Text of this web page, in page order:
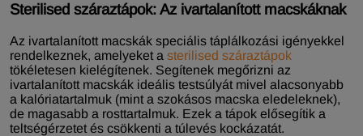
Sterilised száraztápok: Az ivartalanított macskáknak
Az ivartalanított macskák speciális táplálkozási igényekkel
rendelkeznek, amelyeket a sterilised száraztápok
tökéletesen kielégítenek. Segítenek megőrizni az
ivartalanított macskák ideális testsúlyát mivel alacsonyabb
a kalóriatartalmuk (mint a szokásos macska eledeleknek),
de magasabb a rosttartalmuk. Ezek a tápok elősegítik a
teltségérzetet és csökkenti a túlevés kockázatát.